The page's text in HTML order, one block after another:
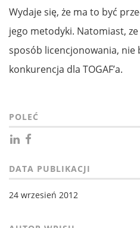
Wydaje się, że ma to być
jego metodyki. Natomiast,
sposób licencjonowania, nie
konkurencja dla TOGAF’a.
POLEĆ
DATA PUBLIKACJI
24 wrzesień 2012